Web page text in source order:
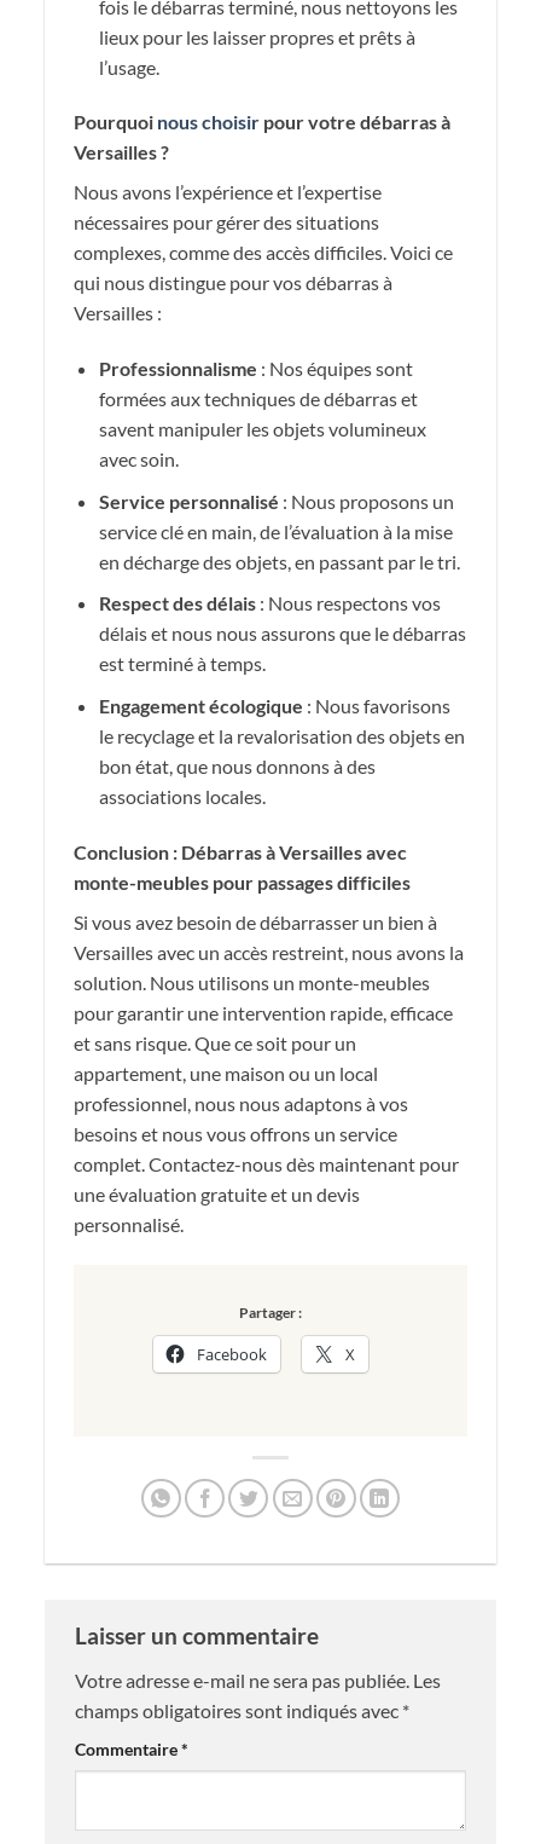
fois le débarras terminé, nous nettoyons les
lieux pour les laisser propres et prêts à
l’usage.
Pourquoi nous choisir pour votre débarras à
Versailles ?
Nous avons l’expérience et l’expertise
nécessaires pour gérer des situations
complexes, comme des accès difficiles. Voici ce
qui nous distingue pour vos débarras à
Versailles :
Professionnalisme : Nos équipes sont
formées aux techniques de débarras et
savent manipuler les objets volumineux
avec soin.
Service personnalisé : Nous proposons un
service clé en main, de l’évaluation à la mise
en décharge des objets, en passant par le tri.
Respect des délais : Nous respectons vos
délais et nous nous assurons que le débarras
est terminé à temps.
Engagement écologique : Nous favorisons
le recyclage et la revalorisation des objets en
bon état, que nous donnons à des
associations locales.
Conclusion : Débarras à Versailles avec
monte-meubles pour passages difficiles
Si vous avez besoin de débarrasser un bien à
Versailles avec un accès restreint, nous avons la
solution. Nous utilisons un monte-meubles
pour garantir une intervention rapide, efficace
et sans risque. Que ce soit pour un
appartement, une maison ou un local
professionnel, nous nous adaptons à vos
besoins et nous vous offrons un service
complet. Contactez-nous dès maintenant pour
une évaluation gratuite et un devis
personnalisé.
Partager :
Facebook X
Laisser un commentaire
Votre adresse e-mail ne sera pas publiée. Les
champs obligatoires sont indiqués avec *
Commentaire*